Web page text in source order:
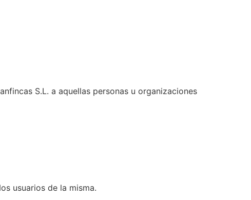
S.L. a aquellas personas u organizaciones
usuarios de la misma.